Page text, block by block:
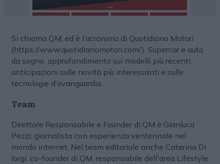
Si chiama QM, ed è l’acronimo di Quotidiano Motori
(https://www.quotidianomotori.com/). Supercar e auto
da sogno, approfondimento sui modelli più recenti,
anticipazioni sulle novità più interessanti e sulle
tecnologie d’avanguardia.
Team
Direttore Responsabile e Founder di QM è Gianluca
Pezzi, giornalista con esperienza ventennale nel
mondo internet. Nel team editoriale anche Caterina Di
Iorgi, co-founder di QM, responsabile dell'area Lifestyle